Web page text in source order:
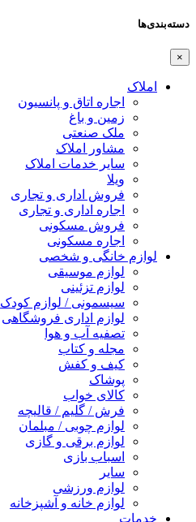
دسته‌بندی‌ها
×
املاک
اجاره اتاق و پانسیون
زمین و باغ
ملک صنعتی
مشاور املاک
سایر خدمات املاک
ویلا
فروش اداری و تجاری
اجاره اداری و تجاری
فروش مسکونی
اجاره مسکونی
لوازم خانگی و شخصی
لوازم موسیقی
لوازم تزئینی
سیسمونی / لوازم کودک
لوازم اداری فروشگاهی
تصفیه آب و هوا
مجله و کتاب
کیف و کفش
پوشاک
کالای خواب
فرش / گلیم / قالیچه
لوازم چوبی / مبلمان
لوازم برقی و گازی
اسباب بازی
سایر
لوازم ورزشی
لوازم خانه و آشپزخانه
خدمات